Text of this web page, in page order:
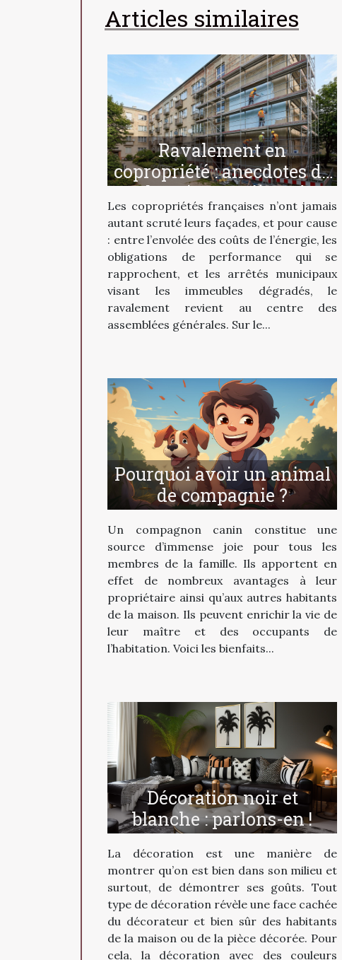
Articles similaires
Ravalement en
copropriété : anecdotes de
chantiers et pièges à
éviter
Les copropriétés françaises n’ont jamais
autant scruté leurs façades, et pour cause
: entre l’envolée des coûts de l’énergie, les
obligations de performance qui se
rapprochent, et les arrêtés municipaux
visant les immeubles dégradés, le
ravalement revient au centre des
assemblées générales. Sur le...
Pourquoi avoir un animal
de compagnie ?
Un compagnon canin constitue une
source d’immense joie pour tous les
membres de la famille. Ils apportent en
effet de nombreux avantages à leur
propriétaire ainsi qu’aux autres habitants
de la maison. Ils peuvent enrichir la vie de
leur maître et des occupants de
l’habitation. Voici les bienfaits...
Décoration noir et
blanche : parlons-en !
La décoration est une manière de
montrer qu’on est bien dans son milieu et
surtout, de démontrer ses goûts. Tout
type de décoration révèle une face cachée
du décorateur et bien sûr des habitants
de la maison ou de la pièce décorée. Pour
cela, la décoration avec des couleurs